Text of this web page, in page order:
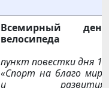
Всемирный день
велосипеда
пункт повестки дня 11
«Спорт на благо мира
и развития: